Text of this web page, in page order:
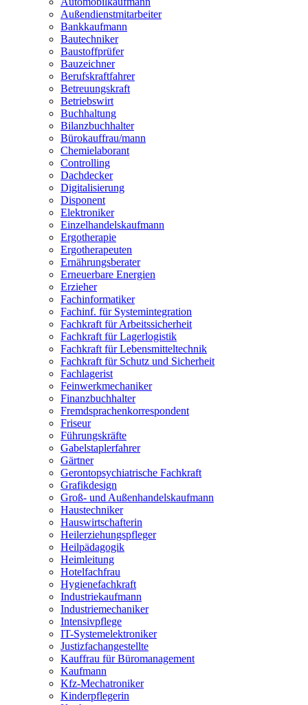
Zahntechniker
Zerspanungsmechaniker
Zollbeamter
Zweiradmechaniker
Außendienstmitarbeiter
Bankkaufmann
Bautechniker
Baustoffprüfer
Bauzeichner
Berufskraftfahrer
Betreuungskraft
Betriebswirt
Buchhaltung
Bilanzbuchhalter
Bürokauffrau/mann
Chemielaborant
Controlling
Dachdecker
Digitalisierung
Disponent
Elektroniker
Einzelhandelskaufmann
Ergotherapie
Ergotherapeuten
Ernährungsberater
Erneuerbare Energien
Erzieher
Fachinformatiker
Fachinf. für Systemintegration
Fachkraft für Arbeitssicherheit
Fachkraft für Lagerlogistik
Fachkraft für Lebensmitteltechnik
Fachkraft für Schutz und Sicherheit
Fachlagerist
Feinwerkmechaniker
Finanzbuchhalter
Fremdsprachenkorrespondent
Friseur
Führungskräfte
Gabelstaplerfahrer
Gärtner
Gerontopsychiatrische Fachkraft
Grafikdesign
Groß- und Außenhandelskaufmann
Haustechniker
Hauswirtschafterin
Heilerziehungspfleger
Heilpädagogik
Heimleitung
Hotelfachfrau
Hygienefachkraft
Industriekaufmann
Industriemechaniker
Intensivpflege
IT-Systemelektroniker
Justizfachangestellte
Kauffrau für Büromanagement
Kaufmann
Kfz-Mechatroniker
Kinderpflegerin